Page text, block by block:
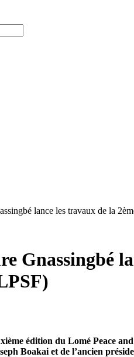
lance les travaux de la
Gnassingbé
édition du Lomé Peace
Boakai et de l’ancien